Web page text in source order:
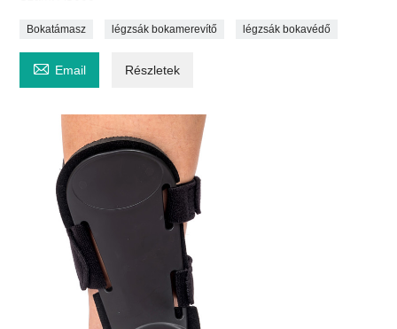
Bokatámasz légzsák bokamerevítő légzsák bokavédő
 Email Részletek